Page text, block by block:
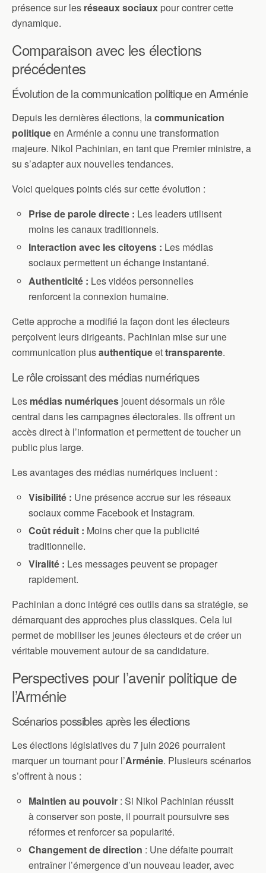
présence sur les réseaux sociaux pour contrer cette
dynamique.
Comparaison avec les élections
précédentes
Évolution de la communication politique en Arménie
Depuis les dernières élections, lacommunication
politiqueen Arménie a connu une transformation
majeure. Nikol Pachinian, en tant que Premier ministre, a
su s’adapter aux nouvelles tendances.
Voici quelques points clés sur cette évolution :
Prise de parole directe : Les leaders utilisent
moins les canaux traditionnels.
Interaction avec les citoyens : Les médias
sociaux permettent un échange instantané.
Authenticité : Les vidéos personnelles
renforcent la connexion humaine.
Cette approche a modifié la façon dont les électeurs
perçoivent leurs dirigeants. Pachinian mise sur une
communication plusauthentiqueettransparente.
Le rôle croissant des médias numériques
Les médias numériques jouent désormais un rôle
central dans les campagnes électorales. Ils offrent un
accès direct à l’information et permettent de toucher un
public plus large.
Les avantages des médias numériques incluent :
Visibilité : Une présence accrue sur les réseaux
sociaux comme Facebook et Instagram.
Coût réduit : Moins cher que la publicité
traditionnelle.
Viralité : Les messages peuvent se propager
rapidement.
Pachinian a donc intégré ces outils dans sa stratégie, se
démarquant des approches plus classiques. Cela lui
permet de mobiliser les jeunes électeurs et de créer un
véritable mouvement autour de sa candidature.
Perspectives pour l’avenir politique de
l’Arménie
Scénarios possibles après les élections
Les élections législatives du 7 juin 2026 pourraient
marquer un tournant pour l’Arménie. Plusieurs scénarios
s’offrent à nous :
Maintien au pouvoir : Si Nikol Pachinian réussit
à conserver son poste, il pourrait poursuivre ses
réformes et renforcer sa popularité.
Changement de direction : Une défaite pourrait
entraîner l’émergence d’un nouveau leader, avec